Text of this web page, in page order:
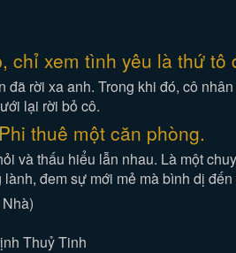
xem tình yêu là thứ tô
rời xa anh. Trong khi đó, cô
lại rời bỏ cô.
thuê một căn phòng.
và thấu hiểu lẫn nhau. Là một
đem sự mới mẻ mà bình dị
Thuỷ Tinh